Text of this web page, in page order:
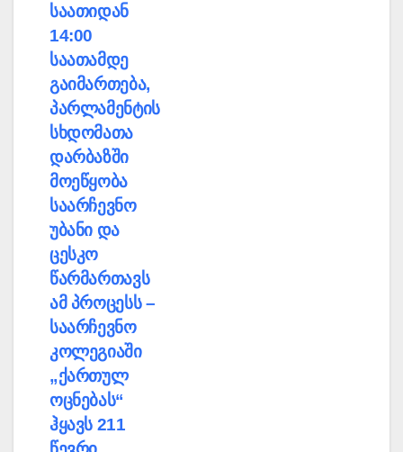
საათიდან
14:00
საათამდე
გაიმართება,
პარლამენტის
სხდომათა
დარბაზში
მოეწყობა
საარჩევნო
უბანი და
ცესკო
წარმართავს
ამ პროცესს –
საარჩევნო
კოლეგიაში
„ქართულ
ოცნებას“
ჰყავს 211